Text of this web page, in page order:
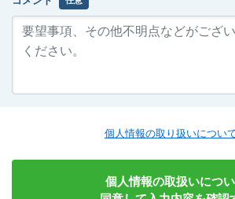
個人情報の取り扱いについ
個人情報の取扱いにつ